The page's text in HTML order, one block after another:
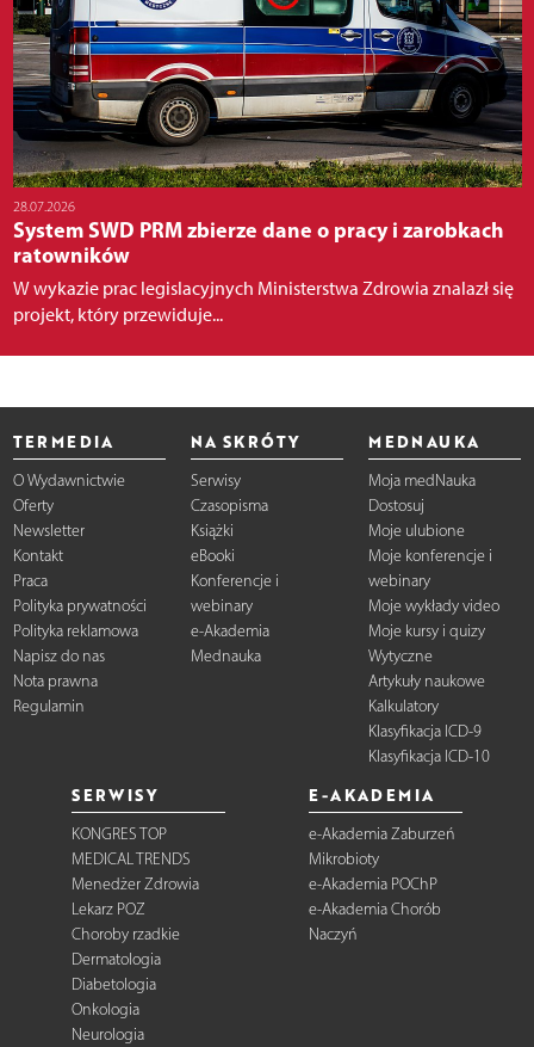
28.07.2026
System SWD PRM zbierze dane o pracy i zarobkach
ratowników
W wykazie prac legislacyjnych Ministerstwa Zdrowia znalazł się
projekt, który przewiduje...
TERMEDIA
O Wydawnictwie
Oferty
Newsletter
Kontakt
Praca
Polityka prywatności
Polityka reklamowa
Napisz do nas
Nota prawna
Regulamin
NA SKRÓTY
Serwisy
Czasopisma
Książki
eBooki
Konferencje i
webinary
e-Akademia
Mednauka
MEDNAUKA
Moja medNauka
Dostosuj
Moje ulubione
Moje konferencje i
webinary
Moje wykłady video
Moje kursy i quizy
Wytyczne
Artykuły naukowe
Kalkulatory
Klasyfikacja ICD-9
Klasyfikacja ICD-10
SERWISY
KONGRES TOP
MEDICAL TRENDS
Menedżer Zdrowia
Lekarz POZ
Choroby rzadkie
Dermatologia
Diabetologia
Onkologia
Neurologia
E-AKADEMIA
e-Akademia Zaburzeń
Mikrobioty
e-Akademia POChP
e-Akademia Chorób
Naczyń